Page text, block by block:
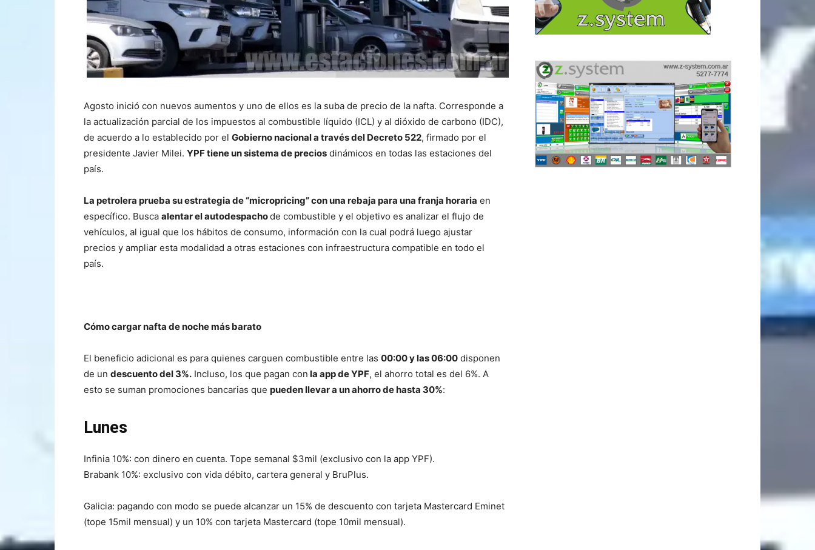
Agosto inició con nuevos aumentos y uno de ellos es la suba de precio de la nafta. Corresponde a
la actualización parcial de los impuestos al combustible líquido (ICL) y al dióxido de carbono (IDC),
de acuerdo a lo establecido por el Gobierno nacional a través del Decreto 522, firmado por el
presidente Javier Milei. YPF tiene un sistema de precios dinámicos en todas las estaciones del
país.
La petrolera prueba su estrategia de “micropricing” con una rebaja para una franja horaria en
específico. Busca alentar el autodespachode combustible y el objetivo es analizar el flujo de
vehículos, al igual que los hábitos de consumo, información con la cual podrá luego ajustar
precios y ampliar esta modalidad a otras estaciones con infraestructura compatible en todo el
país.
Cómo cargar nafta de noche más barato
El beneficio adicional es para quienes carguen combustible entre las 00:00 y las 06:00 disponen
de un descuento del 3%. Incluso, los que pagan con la app de YPF, el ahorro total es del 6%. A
esto se suman promociones bancarias que pueden llevar a un ahorro de hasta 30%:
Lunes
Infinia 10%: con dinero en cuenta. Tope semanal $3mil (exclusivo con la app YPF).
Brabank 10%: exclusivo con vida débito, cartera general y BruPlus.
Galicia: pagando con modo se puede alcanzar un 15% de descuento con tarjeta Mastercard Eminet
(tope 15mil mensual) y un 10% con tarjeta Mastercard (tope 10mil mensual).